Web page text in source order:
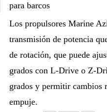
para barcos
Los propulsores Marine
transmisión de potencia
de rotación, que puede
grados con L-Drive o Z-
grados y permitir cambios
empuje.